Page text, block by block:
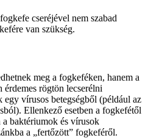
cseréjével nem szabad
van szükség.
meg a fogkeféken, hanem a
rögtön lecserélni
vírusos betegségből (például az
Ellenkező esetben a fogkefétől
baktériumok és vírusok
a „fertőzött” fogkeféről.